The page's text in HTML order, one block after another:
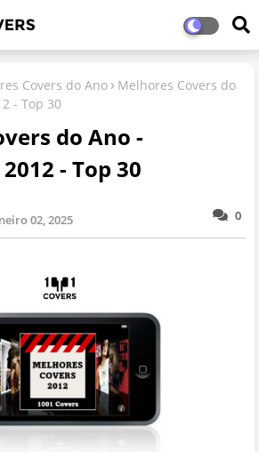
Covers do Ano
Melhores Covers do
- Top 30
do Ano -
- Top 30
0
02, 2025